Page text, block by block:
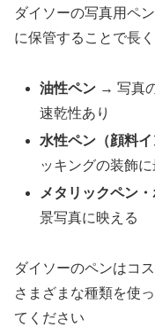
ダイソーの写真用ペ
に保管することで長
油性ペン → 写真
速乾性あり
水性ペン（顔料イ
ッキングの装飾に
メタリックペン
景写真に映える
ダイソーのペンはコ
さまざまな種類を使
てください